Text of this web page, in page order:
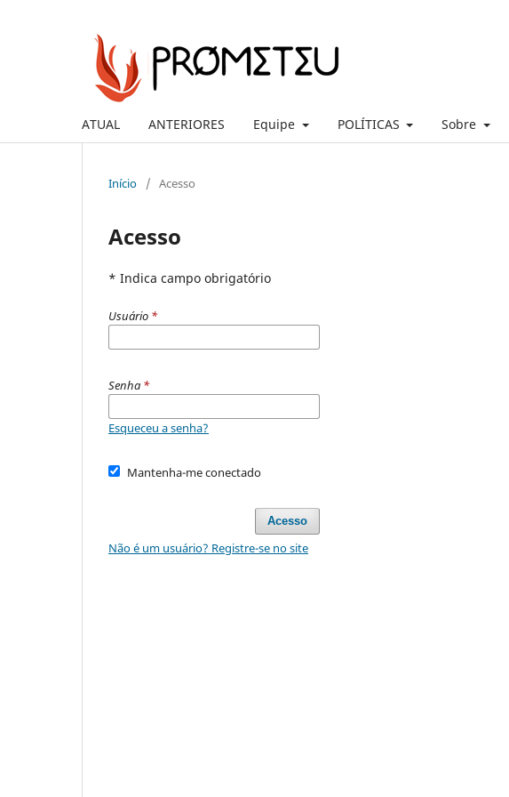
ATUAL ANTERIORES Equipe POLÍTICAS Sobre
Início / Acesso
Acesso
* Indica campo obrigatório
Usuário *
Senha *
Esqueceu a senha?
Mantenha-me conectado
Acesso
Não é um usuário? Registre-se no site